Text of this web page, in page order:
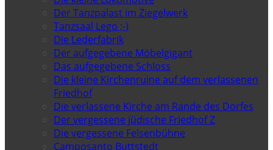
Der Tanzpalast im Ziegelwerk
Tanzsaal Lego ;-)
Die Lederfabrik
Der aufgegebene Möbelgigant
Das aufgegebene Schloss
Die kleine Kirchenruine auf dem verlassenen
Friedhof
Die verlassene Kirche am Rande des Dorfes
Der vergessene jüdische Friedhof Z
Die vergessene Felsenbühne
Camposanto Buttstedt